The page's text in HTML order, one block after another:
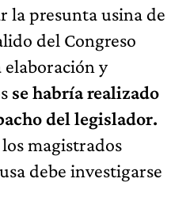
la presunta usina de
del Congreso
elaboración y
se habría realizado
del legislador.
magistrados
debe investigarse